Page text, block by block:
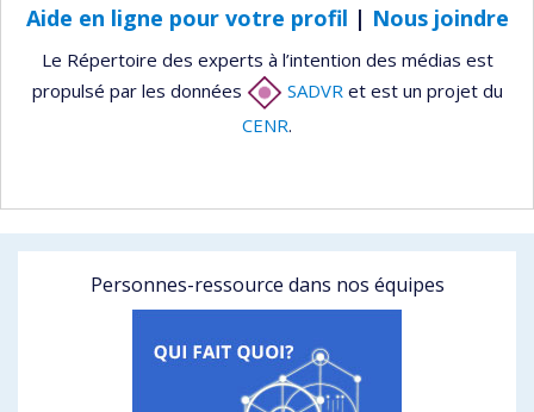
Aide en ligne pour votre profil | Nous joindre
Le Répertoire des experts à l’intention des médias est
propulsé par les données
SADVR et est un projet du
CENR.
Personnes-ressource dans nos équipes